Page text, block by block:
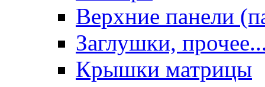
Верхние панели
Заглушки,
Крышки матрицы